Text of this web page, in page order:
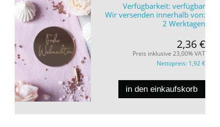
Verfügbarkeit: verfügbar
Wir versenden innerhalb von:
2 Werktagen
2,36 €
Preis inklusive 23,00% VAT
Nettopreis: 1,92 €
in den einkaufskorb